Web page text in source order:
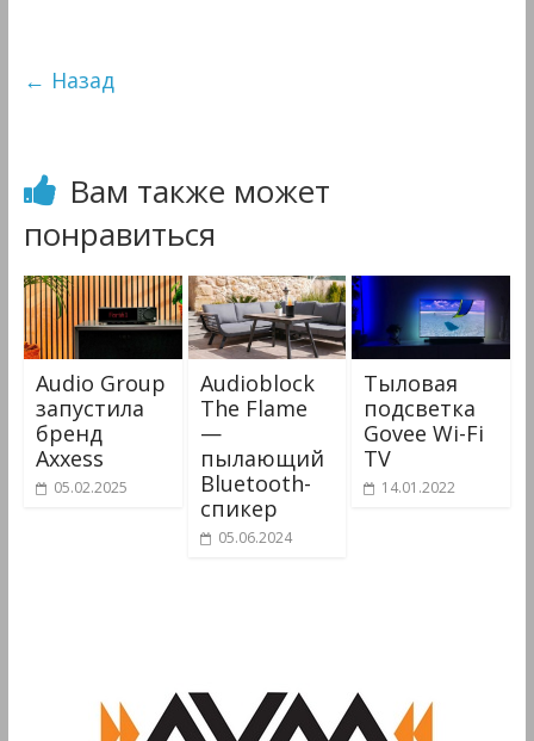
← Назад
Вам также может
понравиться
Audio Group
запустила
бренд
Axxess
05.02.2025
Audioblock
The Flame
—
пылающий
Bluetooth-
спикер
05.06.2024
Тыловая
подсветка
Govee Wi-Fi
TV
14.01.2022